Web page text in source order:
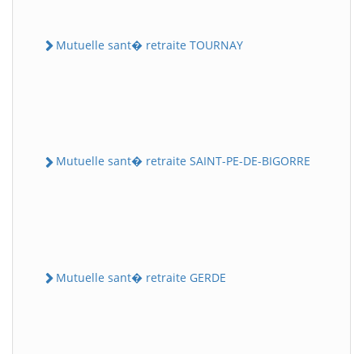
Mutuelle sant� retraite TOURNAY
Mutuelle sant� retraite SAINT-PE-DE-BIGORRE
Mutuelle sant� retraite GERDE